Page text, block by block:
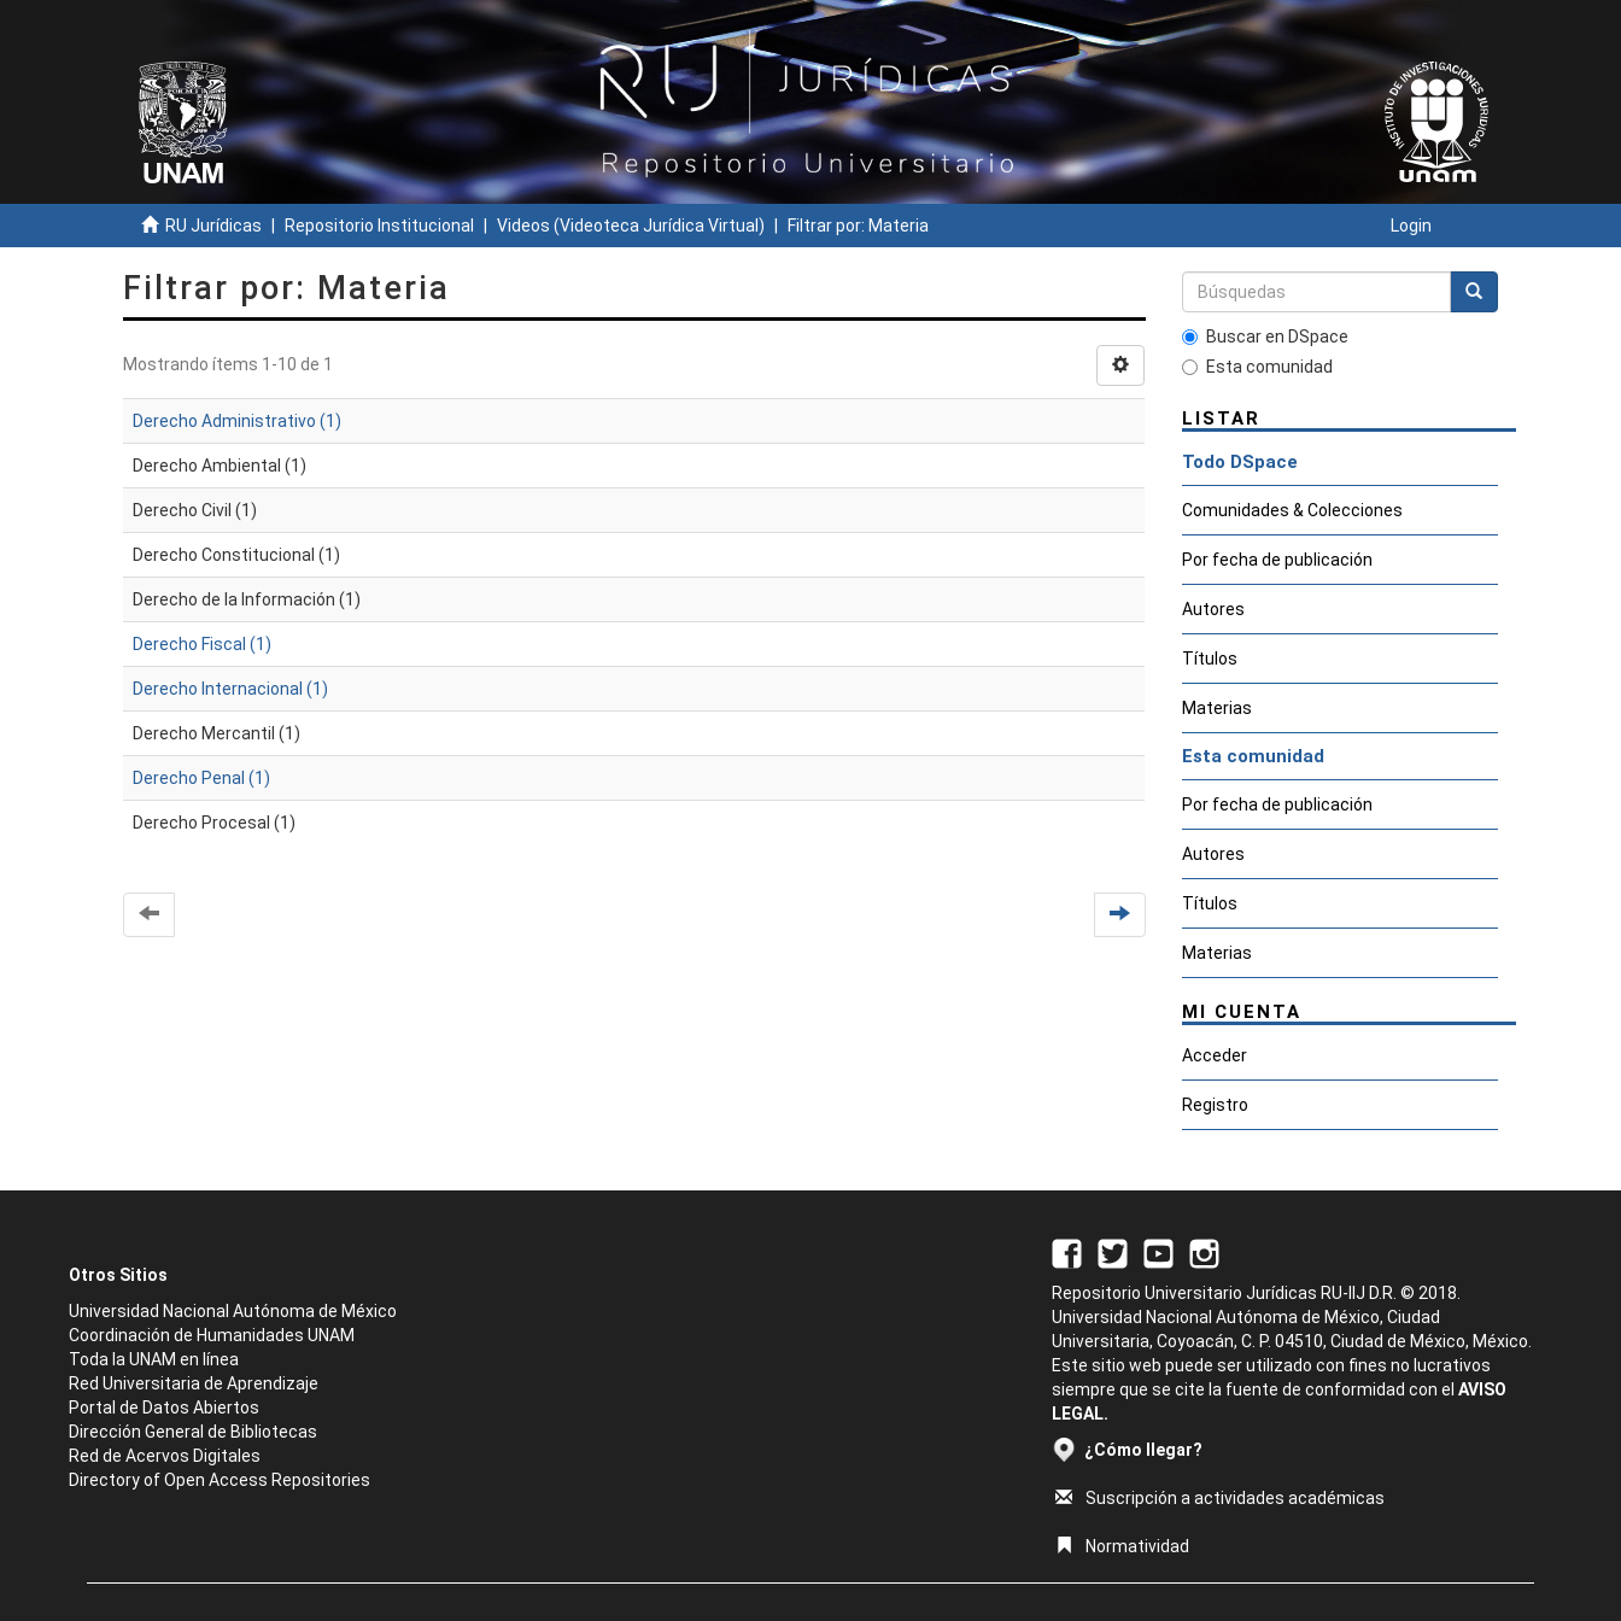
RU Jurídicas Repositorio Institucional Videos (Videoteca Jurídica Virtual) Filtrar por: Materia Login
Filtrar por: Materia
Mostrando ítems 1-10 de 1
Derecho Administrativo (1)
Derecho Ambiental (1)
Derecho Civil (1)
Derecho Constitucional (1)
Derecho de la Información (1)
Derecho Fiscal (1)
Derecho Internacional (1)
Derecho Mercantil (1)
Derecho Penal (1)
Derecho Procesal (1)
Buscar en DSpace
Esta comunidad
LISTAR
Todo DSpace
Comunidades & Colecciones
Por fecha de publicación
Autores
Títulos
Materias
Esta comunidad
Por fecha de publicación
Autores
Títulos
Materias
MI CUENTA
Acceder
Registro
Otros Sitios
Universidad Nacional Autónoma de México
Coordinación de Humanidades UNAM
Toda la UNAM en línea
Red Universitaria de Aprendizaje
Portal de Datos Abiertos
Dirección General de Bibliotecas
Red de Acervos Digitales
Directory of Open Access Repositories
Repositorio Universitario Jurídicas RU-IIJ D.R. © 2018.
Universidad Nacional Autónoma de México, Ciudad
Universitaria, Coyoacán, C. P. 04510, Ciudad de México, México.
Este sitio web puede ser utilizado con fines no lucrativos
siempre que se cite la fuente de conformidad con el AVISO
LEGAL.
¿Cómo llegar?
Suscripción a actividades académicas
Normatividad